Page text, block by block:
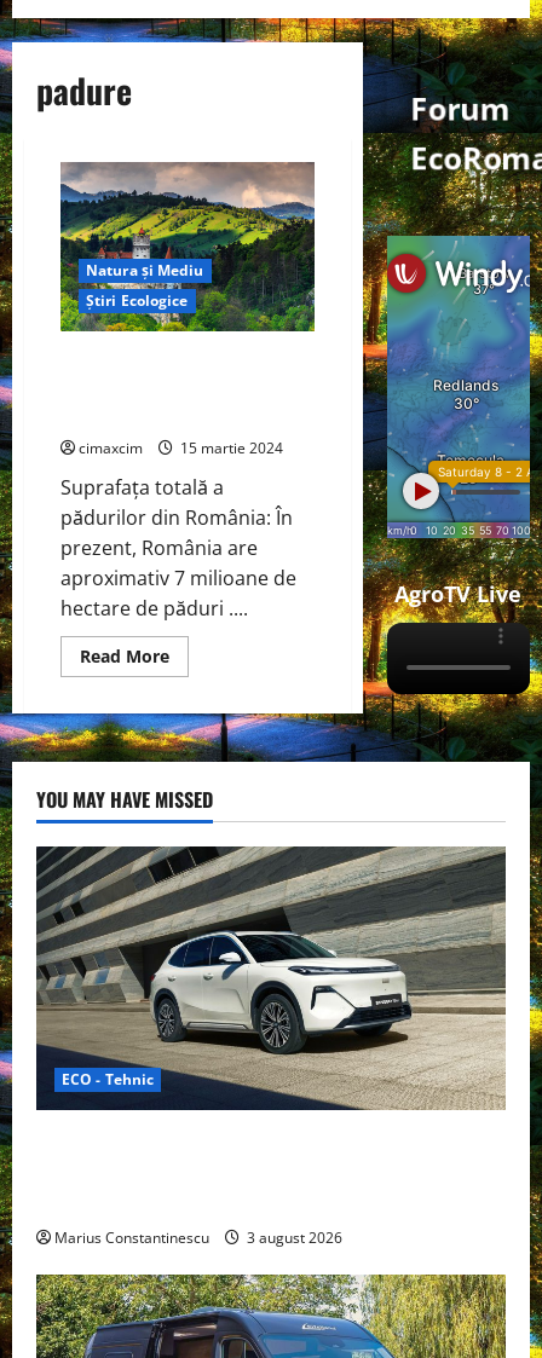
padure
Natura și Mediu
Știri Ecologice
cimaxcim 15 martie 2024
Suprafața totală a
pădurilor din România: În
prezent, România are
aproximativ 7 milioane de
hectare de păduri ....
Read MoreRead
more
pădurilor
din
România
Plantarea
de
copaci
România.
Forum
AgroTV Live
YOU MAY HAVE MISSED
ECO - Tehnic
Marius Constantinescu 3 august 2026